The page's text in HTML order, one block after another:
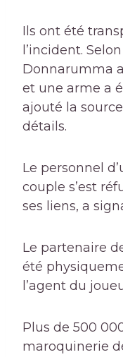
Ils ont été
l’incident.
Donnarumma
et une arme a
ajouté la
détails.
Le personnel
couple s’est
ses liens, a
Le partenaire
été
l’agent du
Plus de 500
maroquinerie